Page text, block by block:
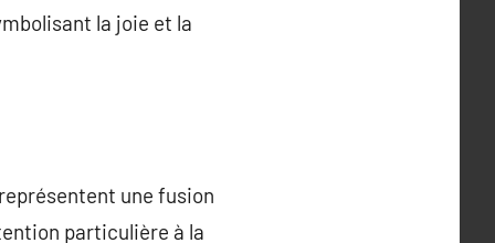
la joie et la
une fusion
particulière à la